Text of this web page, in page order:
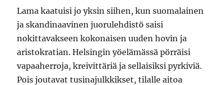
Lama kaatuisi jo yksin siihen, kun suomalainen
ja skandinaavinen juorulehdistö saisi
nokittavakseen kokonaisen uuden hovin ja
aristokratian. Helsingin yöelämässä pörräisi
vapaaherroja, kreivittäriä ja sellaisiksi pyrkiviä.
Pois joutavat tusinajulkkikset, tilalle aitoa